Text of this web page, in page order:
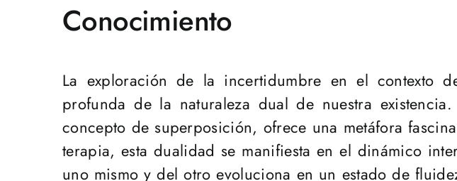
Conocimiento
La exploración de la incertidumbre en el contexto
profunda de la naturaleza dual de nuestra
concepto de superposición, ofrece una metáfora
terapia, esta dualidad se manifiesta en el dinámico
uno mismo y del otro evoluciona en un estado de